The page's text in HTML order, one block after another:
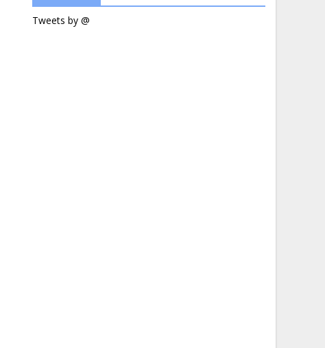
Tweets by @